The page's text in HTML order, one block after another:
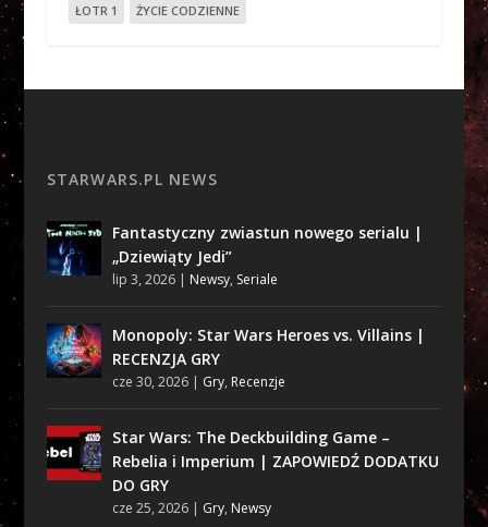
ŁOTR 1
ŻYCIE CODZIENNE
STARWARS.PL NEWS
Fantastyczny zwiastun nowego serialu |
„Dziewiąty Jedi”
lip 3, 2026| Newsy, Seriale
Monopoly: Star Wars Heroes vs. Villains |
RECENZJA GRY
cze 30, 2026| Gry, Recenzje
Star Wars: The Deckbuilding Game –
Rebelia i Imperium | ZAPOWIEDŹ DODATKU
DO GRY
cze 25, 2026| Gry, Newsy